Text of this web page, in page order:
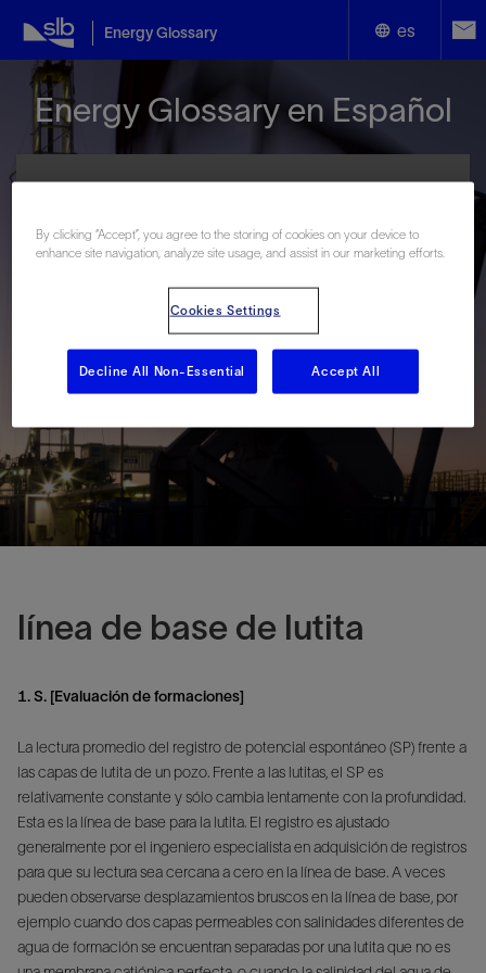
Energy Glossary es
English
Español
Energy Glossary en Español
D E F G
N O P Q R S T U V W X
Z
línea de base de lutita
1. S. [Evaluación de formaciones]
La lectura promedio del registro de potencial espontáneo (SP) frente a
las capas de lutita de un pozo. Frente a las lutitas, el SP es
relativamente constante y sólo cambia lentamente con la profundidad.
Esta es la línea de base para la lutita. El registro es ajustado
generalmente por el ingeniero especialista en adquisición de registros
para que su lectura sea cercana a cero en la línea de base. A veces
pueden observarse desplazamientos bruscos en la línea de base, por
ejemplo cuando dos capas permeables con salinidades diferentes de
agua de formación se encuentran separadas por una lutita que no es
By clicking “Accept”, you agree to the storing of cookies on your device to
enhance site navigation, analyze site usage, and assist in our marketing efforts.
Cookies Settings
Decline All Non-Essential Accept All